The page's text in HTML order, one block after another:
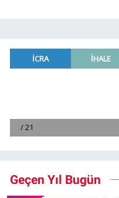
Geçen Yıl Bugün